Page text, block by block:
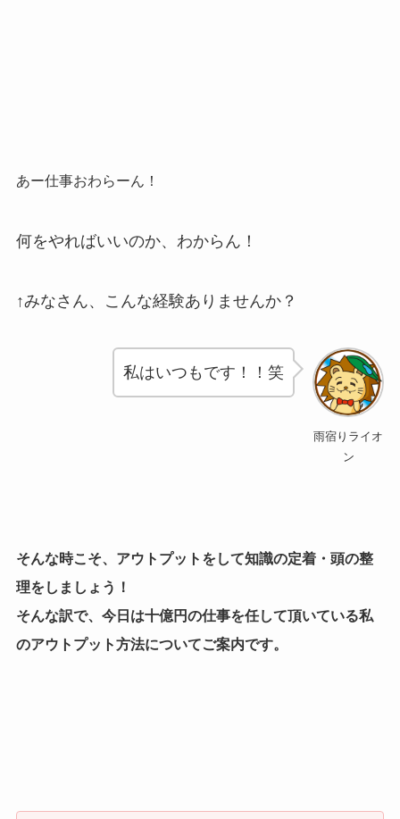
あー仕事おわらーん！
何をやればいいのか、わからん！
↑みなさん、こんな経験ありませんか？
雨宿りライオ
ン
私はいつもです！！笑
そんな時こそ、アウトプットをして知識の定着・頭の整
理をしましょう！
そんな訳で、今日は十億円の仕事を任して頂いている私
のアウトプット方法についてご案内です。